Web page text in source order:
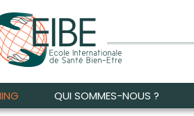
QUI SOMMES-NOUS ?